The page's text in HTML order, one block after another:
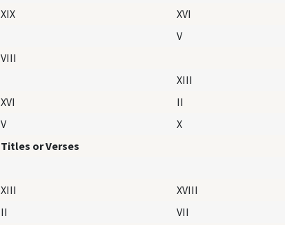
XIX XVI
V
VIII
XIII
XVI II
V X
Titles or Verses
XIII XVIII
II VII